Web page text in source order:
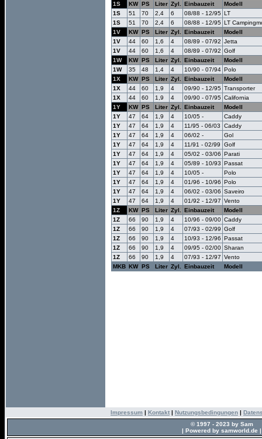
1S
KW PS Liter Zyl. Einbauzeit
Modell
1S
51 70 2,4 6 08/88 - 12/95 LT
1S
51 70 2,4 6 08/88 - 12/95 LT
1V
KW PS Liter Zyl. Einbauzeit
Modell
1V
44 60 1,6 4 08/89 - 07/92 Jetta
1V
44 60 1,6 4 08/89 - 07/92 Golf
1W
KW PS Liter Zyl. Einbauzeit
Modell
1W
35 48 1,4 4 10/90 - 07/94 Polo
1X
KW PS Liter Zyl. Einbauzeit
Modell
1X
44 60 1,9 4 09/90 - 12/95 Transporter
1X
44 60 1,9 4 09/90 - 07/95 California
1Y
KW PS Liter Zyl. Einbauzeit
Modell
1Y
47 64 1,9 4 10/05 -
Caddy
1Y
47 64 1,9 4 11/95 - 06/03
Caddy
1Y
47 64 1,9 4 06/02 -
Gol
1Y
47 64 1,9 4 11/91 - 02/99
Golf
1Y
47 64 1,9 4 05/02 - 03/06 Parati
1Y
47 64 1,9 4 05/89 - 10/93 Passat
1Y
47 64 1,9 4 10/05 -
Polo
1Y
47 64 1,9 4 01/96 - 10/96 Polo
1Y
47 64 1,9 4 06/02 - 03/06 Saveiro
1Y
47 64 1,9 4 01/92 - 12/97 Vento
1Z
KW PS Liter Zyl. Einbauzeit
Modell
1Z
66 90 1,9 4 10/96 - 09/00 Caddy
1Z
66 90 1,9 4 07/93 - 02/99 Golf
1Z
66 90 1,9 4 10/93 - 12/96 Passat
1Z
66 90 1,9 4 09/95 - 02/00 Sharan
1Z
66 90 1,9 4 07/93 - 12/97 Vento
MKB KW PS Liter Zyl. Einbauzeit Modell
Impressum | Kontakt | Nutzungsbedingungen |
© 1997 - 2023 by Sam
| Powered by samworld.de |